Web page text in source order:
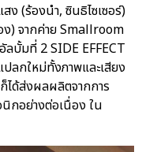
ง (ร้องนำ, ซินธิไซเซอร์)
) จากค่าย Smallroom
ลบั้มที่ 2 SIDE EFFECT
ลกใหม่ทั้งภาพและเสียง
ได้ส่งผลผลิตจากการ
กอย่างต่อเนื่อง ใน